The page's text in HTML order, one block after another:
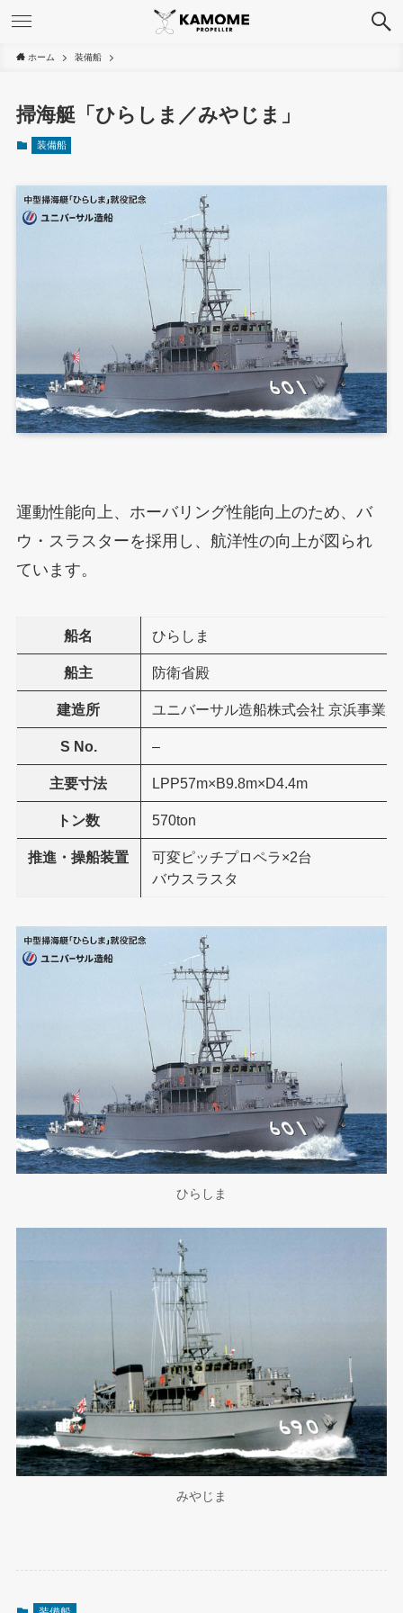
ホーム 装備船
掃海艇「ひらしま／みやじま」
装備船
運動性能向上、ホーバリング性能向上のため、バ
ウ・スラスターを採用し、航洋性の向上が図られ
ています。
船名 ひらしま
船主 防衛省殿
建造所 ユニバーサル造船株式会社 京浜事業
S No. –
主要寸法 LPP57m×B9.8m×D4.4m
トン数 570ton
推進・操船装置
可変ピッチプロペラ×2台
バウスラスタ
ひらしま
みやじま